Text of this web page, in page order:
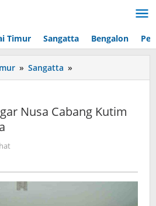
Timur Sangatta Bengalon
» Sangatta »
Ke
Nusa
Nusa Cabang Kutim